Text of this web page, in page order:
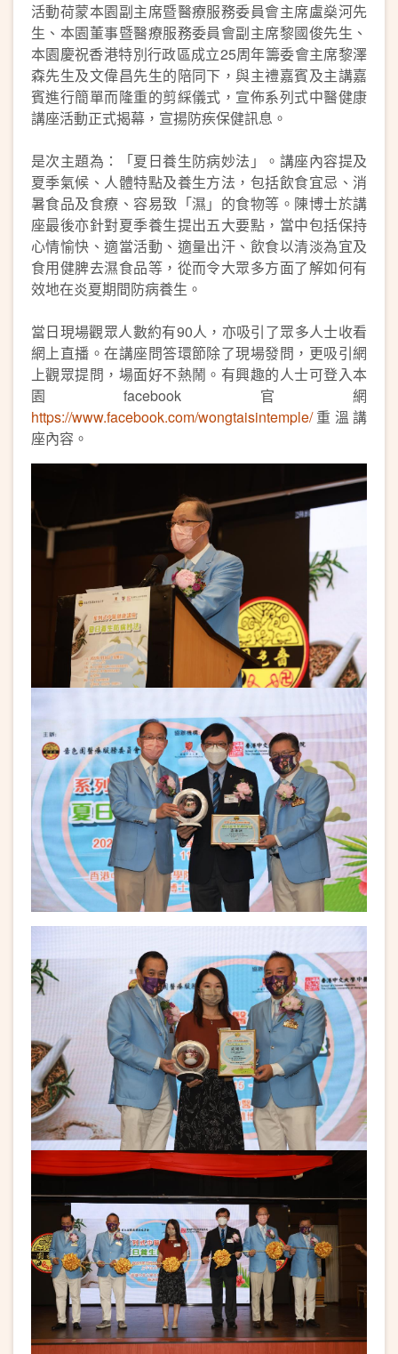
活動荷蒙本園副主席暨醫療服務委員會主席盧燊河先
生、本園董事暨醫療服務委員會副主席黎國俊先生、
本園慶祝香港特別行政區成立25周年籌委會主席黎澤
森先生及文偉昌先生的陪同下，與主禮嘉賓及主講嘉
賓進行簡單而隆重的剪綵儀式，宣佈系列式中醫健康
講座活動正式揭幕，宣揚防疾保健訊息。
是次主題為：「夏日養生防病妙法」。講座內容提及
夏季氣候、人體特點及養生方法，包括飲食宜忌、消
暑食品及食療、容易致「濕」的食物等。陳博士於講
座最後亦針對夏季養生提出五大要點，當中包括保持
心情愉快、適當活動、適量出汗、飲食以清淡為宜及
食用健脾去濕食品等，從而令大眾多方面了解如何有
效地在炎夏期間防病養生。
當日現場觀眾人數約有90人，亦吸引了眾多人士收看
網上直播。在講座問答環節除了現場發問，更吸引網
上觀眾提問，場面好不熱鬧。有興趣的人士可登入本
園facebook官網
https://www.facebook.com/wongtaisintemple/重溫講
座內容。